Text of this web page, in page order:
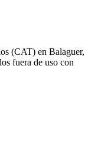
(CAT) en Balaguer,
fuera de uso con